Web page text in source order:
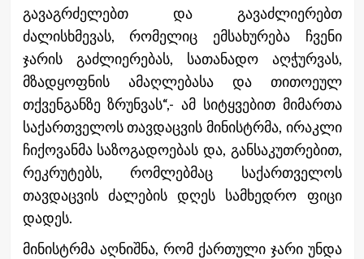
გავაგრძელებთ და გავაძლიერებთ
ძალისხმევას, რომელიც ემსახურება ჩვენი
ჯარის გაძლიერებას, სათანადო აღჭურვას,
მზადყოფნის ამაღლებასა და თითოეულ
თქვენგანზე ზრუნვას“,- ამ სიტყვებით მიმართა
საქართველოს თავდაცვის მინისტრმა, ირაკლი
ჩიქოვანმა საზოგადოებას და, განსაკუთრებით,
რეკრუტებს, რომლებმაც საქართველოს
თავდაცვის ძალების დღეს სამხედრო ფიცი
დადეს.
მინისტრმა აღნიშნა, რომ ქართული ჯარი უნდა